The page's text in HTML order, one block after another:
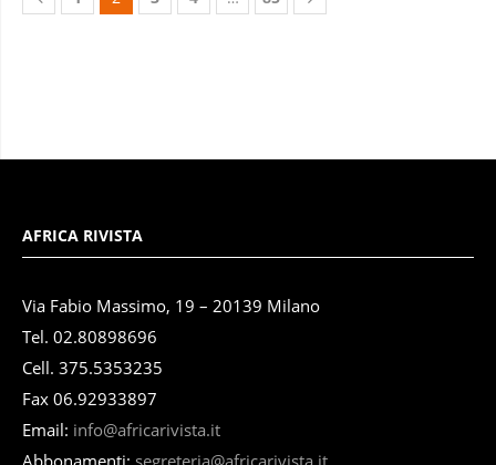
AFRICA RIVISTA
Via Fabio Massimo, 19 – 20139 Milano
Tel. 02.80898696
Cell. 375.5353235
Fax 06.92933897
Email: info@africarivista.it